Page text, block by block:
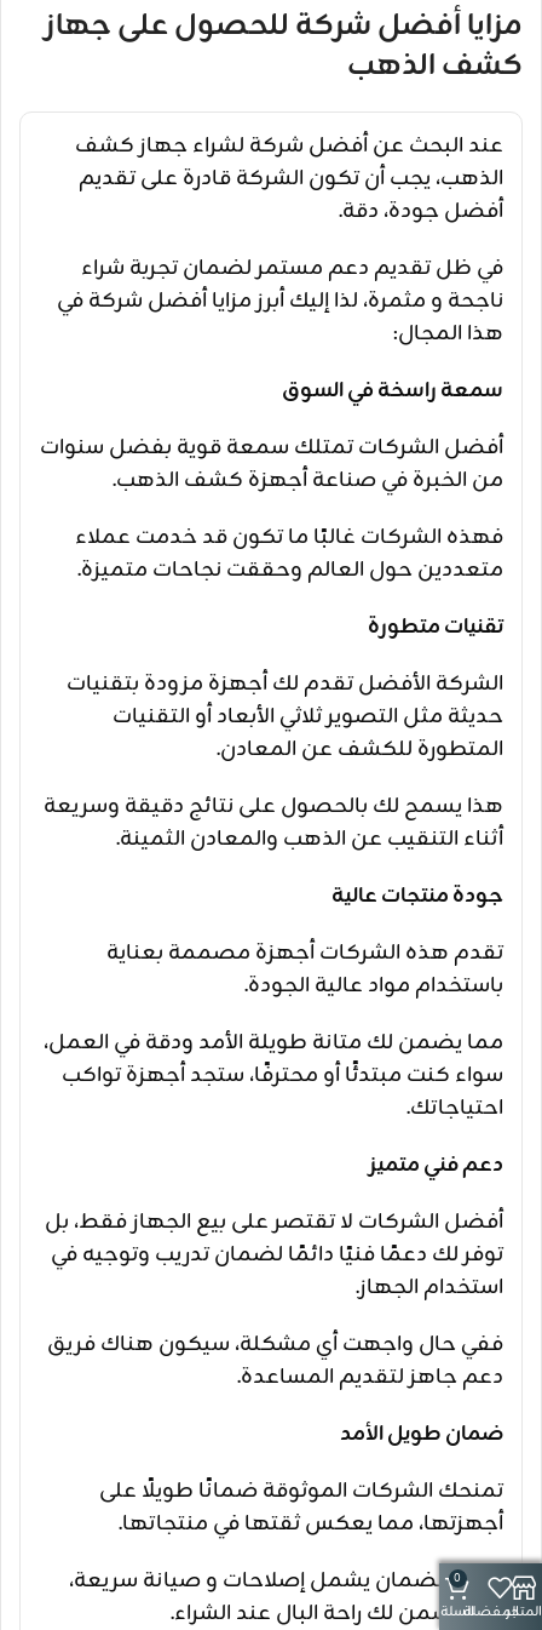
مزايا أفضل شركة للحصول على جهاز
كشف الذهب
عند البحث عن أفضل شركة لشراء جهاز كشف
الذهب، يجب أن تكون الشركة قادرة على تقديم
أفضل جودة، دقة.
في ظل تقديم دعم مستمر لضمان تجربة شراء
ناجحة و مثمرة، لذا إليك أبرز مزايا أفضل شركة في
هذا المجال:
سمعة راسخة في السوق
أفضل الشركات تمتلك سمعة قوية بفضل سنوات
من الخبرة في صناعة أجهزة كشف الذهب.
فهذه الشركات غالبًا ما تكون قد خدمت عملاء
متعددين حول العالم وحققت نجاحات متميزة.
تقنيات متطورة
الشركة الأفضل تقدم لك أجهزة مزودة بتقنيات
حديثة مثل التصوير ثلاثي الأبعاد أو التقنيات
المتطورة للكشف عن المعادن.
هذا يسمح لك بالحصول على نتائج دقيقة وسريعة
أثناء التنقيب عن الذهب والمعادن الثمينة.
جودة منتجات عالية
تقدم هذه الشركات أجهزة مصممة بعناية
باستخدام مواد عالية الجودة.
مما يضمن لك متانة طويلة الأمد ودقة في العمل،
سواء كنت مبتدئًا أو محترفًا، ستجد أجهزة تواكب
احتياجاتك.
دعم فني متميز
أفضل الشركات لا تقتصر على بيع الجهاز فقط، بل
توفر لك دعمًا فنيًا دائمًا لضمان تدريب وتوجيه في
استخدام الجهاز.
ففي حال واجهت أي مشكلة، سيكون هناك فريق
دعم جاهز لتقديم المساعدة.
ضمان طويل الأمد
تمنحك الشركات الموثوقة ضمانًا طويلًا على
أجهزتها، مما يعكس ثقتها في منتجاتها.
فهذا الضمان يشمل إصلاحات و صيانة سريعة،
مما يضمن لك راحة البال عند الشراء.المتجرالمفضلة
0
السلة